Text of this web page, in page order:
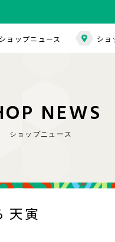
ショップニュース ショ
OP NEWS
ショップニュース
天寅